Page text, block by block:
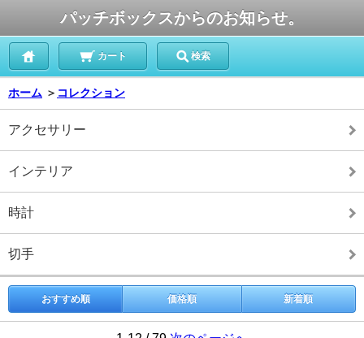
パッチボックスからのお知らせ。
カート 検索
ホーム ＞ コレクション
アクセサリー
インテリア
時計
切手
おすすめ順 価格順 新着順